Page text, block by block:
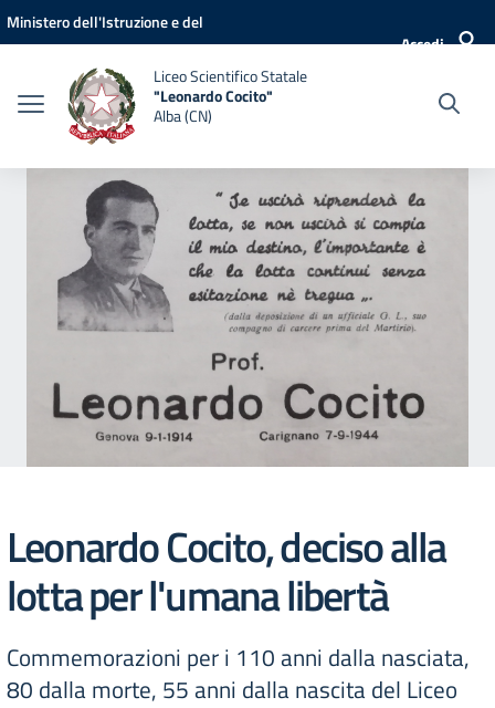
Vai ai contenuti
Vai al menu di navigazione
Vai al footer
Ministero dell'Istruzione e del
Accedi
Liceo Scientifico Statale
"Leonardo Cocito"
Alba (CN)
Leonardo Cocito, deciso alla
lotta per l'umana libertà
Commemorazioni per i 110 anni dalla nasciata,
80 dalla morte, 55 anni dalla nascita del Liceo